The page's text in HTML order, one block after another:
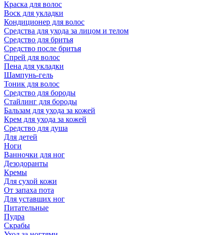
Краска для волос
Воск для укладки
Кондиционер для волос
Средства для ухода за лицом и телом
Средство для бритья
Средство после бритья
Спрей для волос
Пена для укладки
Шампунь-гель
Тоник для волос
Средство для бороды
Стайлинг для бороды
Бальзам для ухода за кожей
Крем для ухода за кожей
Средство для душа
Для детей
Ноги
Ванночки для ног
Дезодоранты
Кремы
Для сухой кожи
От запаха пота
Для уставших ног
Питательные
Пудра
Скрабы